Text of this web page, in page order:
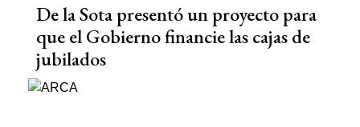
De la Sota presentó un proyecto para
que el Gobierno financie las cajas de
jubilados